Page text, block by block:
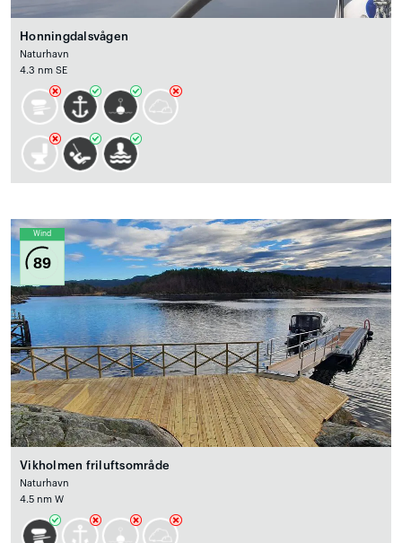
Honningdalsvågen
Naturhavn
4.3 nm SE
Wind
89
Vikholmen friluftsområde
Naturhavn
4.5 nm W